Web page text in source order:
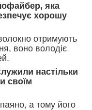
яка
хорошу
отримують
воно володіє
настільки
своїм
а тому його